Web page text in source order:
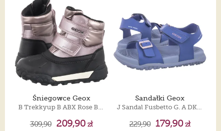
Śniegowce Geox
309,90 209,90zł
Sandałki Geox
J Sandal Fusbetto G. A DK Lilac/Pink J35HQA 000BC C8039
229,90 179,90zł